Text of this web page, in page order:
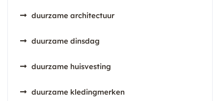
duurzame architectuur
duurzame dinsdag
duurzame huisvesting
duurzame kledingmerken